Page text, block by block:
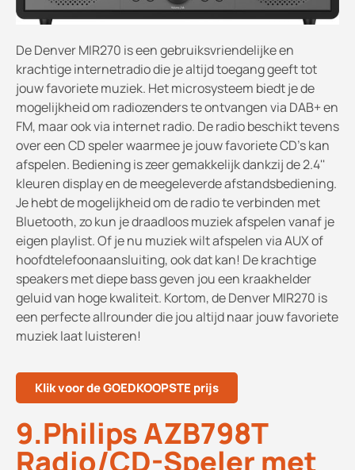
De Denver MIR270 is een gebruiksvriendelijke en
krachtige internetradio die je altijd toegang geeft tot
jouw favoriete muziek. Het microsysteem biedt je de
mogelijkheid om radiozenders te ontvangen via DAB+ en
FM, maar ook via internet radio. De radio beschikt tevens
over een CD speler waarmee je jouw favoriete CD's kan
afspelen. Bediening is zeer gemakkelijk dankzij de 2.4''
kleuren display en de meegeleverde afstandsbediening.
Je hebt de mogelijkheid om de radio te verbinden met
Bluetooth, zo kun je draadloos muziek afspelen vanaf je
eigen playlist. Of je nu muziek wilt afspelen via AUX of
hoofdtelefoonaansluiting, ook dat kan! De krachtige
speakers met diepe bass geven jou een kraakhelder
geluid van hoge kwaliteit. Kortom, de Denver MIR270 is
een perfecte allrounder die jou altijd naar jouw favoriete
muziek laat luisteren!
Klik voor de GOEDKOOPSTE prijs
9.Philips AZB798T
Radio/CD-Speler met